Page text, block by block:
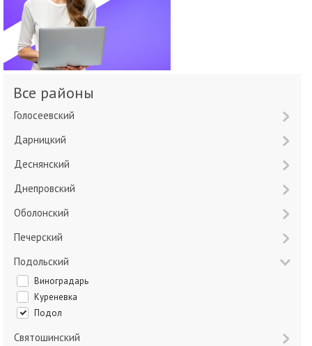
Все районы
Голосеевский
Дарницкий
Деснянский
Днепровский
Оболонский
Печерский
Подольский
Виноградарь
Куреневка
Подол
Святошинский